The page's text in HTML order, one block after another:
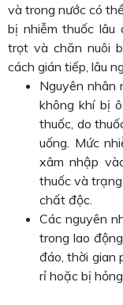
và trong nước có
bị nhiễm thuốc lâu
trọt và chăn nuôi
cách gián tiếp, lâu
Nguyên nhân
không khí bị
thuốc, do
uống. Mức
xâm nhập
thuốc và
chất độc.
Các nguyên
trong lao
đáo, thời gian
rỉ hoặc bị